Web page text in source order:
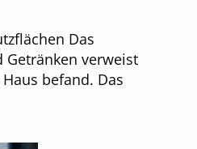
Das
verweist
befand. Das